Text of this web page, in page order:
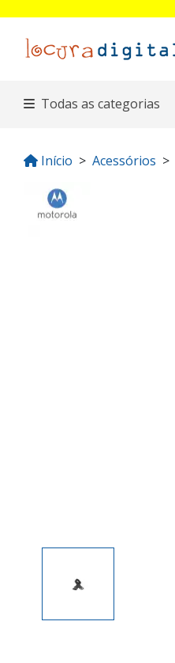
Todas as categorias
Início Acessórios